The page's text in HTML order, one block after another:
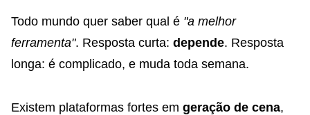
Todo mundo quer saber qual é "a melhor
ferramenta". Resposta curta: depende. Resposta
longa: é complicado, e muda toda semana.
Existem plataformas fortes em geração de cena,